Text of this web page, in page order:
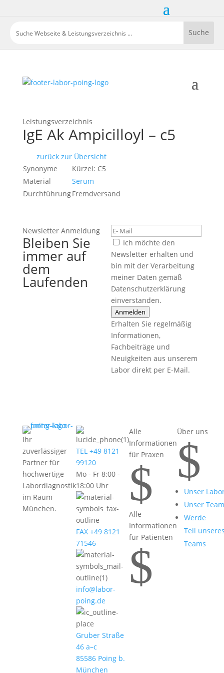
Leistungsverzeichnis
IgE Ak Ampicilloyl – c5
zurück zur Übersicht
Synonyme
Kürzel: C5
Material
Serum
DurchführungFremdversand
Newsletter Anmeldung
Bleiben Sie
immer auf
dem
Laufenden
Ich möchte den
Newsletter erhalten und
bin mit der Verarbeitung
meiner Daten gemäß
Datenschutzerklärung
einverstanden.
Anmelden
Erhalten Sie regelmäßig
Informationen,
Fachbeiträge und
Neuigkeiten aus unserem
Labor direkt per E-Mail.
Ihr
zuverlässiger
Partner für
hochwertige
Labordiagnostik
im Raum
München.
TEL +49 8121
99120
Mo - Fr 8:00 -
18:00 Uhr
FAX +49 8121
71546
info@labor-
poing.de
Gruber Straße
46 a–c
85586 Poing b.
München
Alle
Informationen
für Praxen
$
Alle
Informationen
für Patienten
$
Über uns
$
Unser
Unser Team
Werde
Teil
Teams